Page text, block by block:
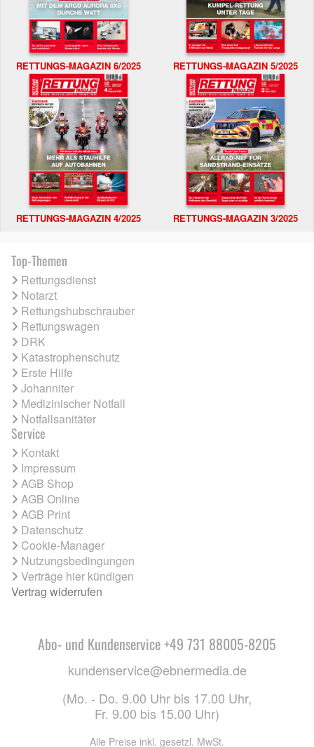
RETTUNGS-MAGAZIN 6/2025 RETTUNGS-MAGAZIN 5/2025
RETTUNGS-MAGAZIN 4/2025 RETTUNGS-MAGAZIN 3/2025
Top-Themen
Rettungsdienst
Notarzt
Rettungshubschrauber
Rettungswagen
DRK
Katastrophenschutz
Erste Hilfe
Johanniter
Medizinischer Notfall
Notfallsanitäter
Service
Kontakt
Impressum
AGB Shop
AGB Online
AGB Print
Datenschutz
Cookie-Manager
Nutzungsbedingungen
Verträge hier kündigen
Vertrag widerrufen
Abo- und Kundenservice +49 731 88005-8205
kundenservice@ebnermedia.de
(Mo. - Do. 9.00 Uhr bis 17.00 Uhr,
Fr. 9.00 bis 15.00 Uhr)
Alle Preise inkl. gesetzl. MwSt.